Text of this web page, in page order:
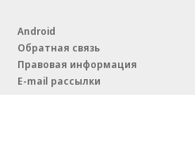
Android
Обратная связь
Правовая информация
E-mail рассылки